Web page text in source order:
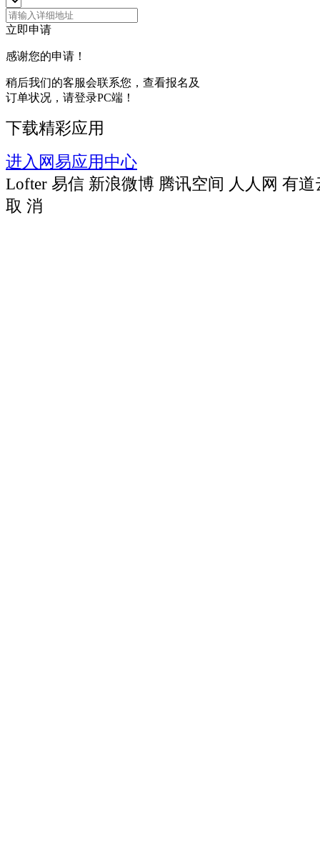
立即申请
感谢您的申请！
稍后我们的客服会联系您，查看报名及
订单状况，请登录PC端！
下载精彩应用
进入网易应用中心
Lofter 易信 新浪微博 腾讯空间 人人网 有道
取 消